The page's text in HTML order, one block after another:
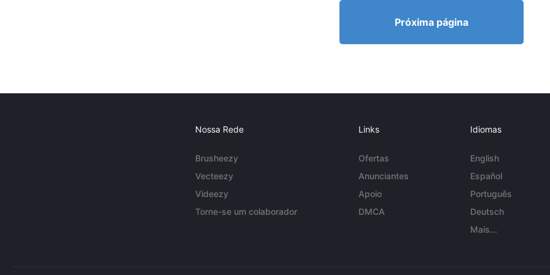
Próxima página
Nossa Rede
Brusheezy
Vecteezy
Videezy
Torne-se um colaborador
Links
Ofertas
Anunciantes
Apoio
DMCA
Idiomas
English
Español
Português
Deutsch
Mais...